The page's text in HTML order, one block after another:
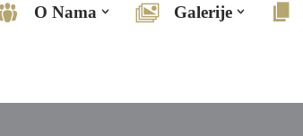
O Nama Galerije